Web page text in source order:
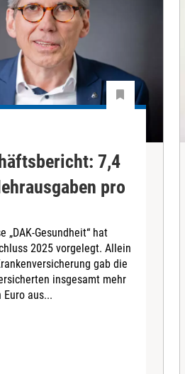
7,4
pro
„DAK-Gesundheit“ hat
2025 vorgelegt. Allein
gab die
insgesamt mehr
aus...